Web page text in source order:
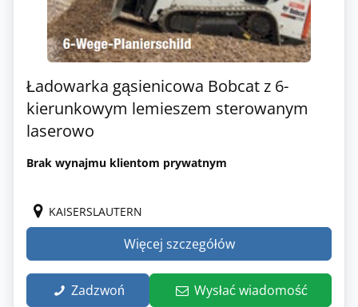
Ładowarka gąsienicowa Bobcat z 6-
kierunkowym lemieszem sterowanym
laserowo
Brak wynajmu klientom prywatnym
KAISERSLAUTERN
Więcej szczegółów
Zadzwoń Wysłać wiadomość